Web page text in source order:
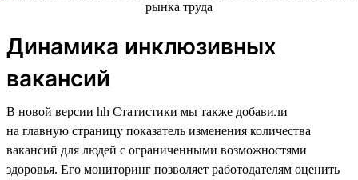
Динамика инклюзивных
вакансий
В новой версии hh Статистики мы также добавили
на главную страницу показатель изменения количества
вакансий для людей с ограниченными возможностями
здоровья. Его мониторинг позволяет работодателям оценить